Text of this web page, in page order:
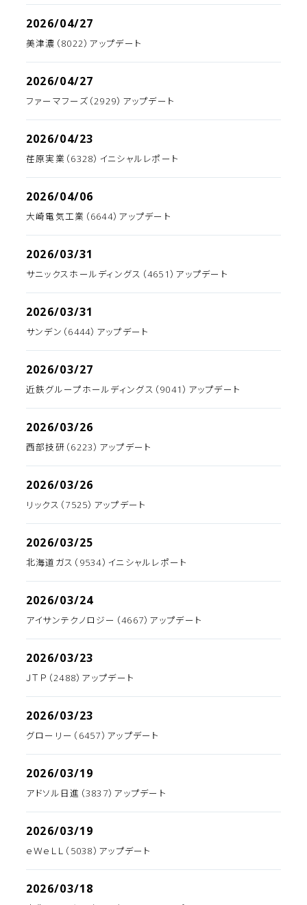
2026/04/27
美津濃（8022）アップデート
2026/04/27
ファーマフーズ（2929）アップデート
2026/04/23
荏原実業（6328）イニシャルレポート
2026/04/06
大崎電気工業（6644）アップデート
2026/03/31
サニックスホールディングス（4651）アップデート
2026/03/31
サンデン（6444）アップデート
2026/03/27
近鉄グループホールディングス（9041）アップデート
2026/03/26
西部技研（6223）アップデート
2026/03/26
リックス（7525）アップデート
2026/03/25
北海道ガス（9534）イニシャルレポート
2026/03/24
アイサンテクノロジー（4667）アップデート
2026/03/23
ＪＴＰ（2488）アップデート
2026/03/23
グローリー（6457）アップデート
2026/03/19
アドソル日進（3837）アップデート
2026/03/19
ｅＷｅＬＬ（5038）アップデート
2026/03/18